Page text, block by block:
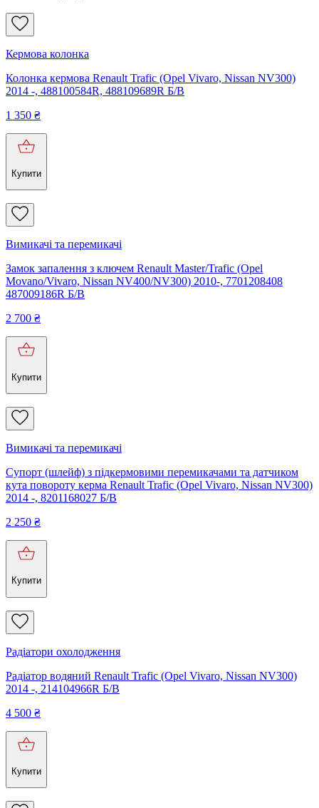
Кермова колонка
Колонка кермова Renault Trafic (Opel Vivaro, Nissan NV300)
2014 -, 488100584R, 488109689R Б/В
1 350 ₴
Купити
Вимикачі та перемикачі
Замок запалення з ключем Renault Master/Trafic (Opel
Movano/Vivaro, Nissan NV400/NV300) 2010-, 7701208408
487009186R Б/В
2 700 ₴
Купити
Вимикачі та перемикачі
Супорт (шлейф) з підкермовими перемикачами та датчиком
кута повороту керма Renault Trafic (Opel Vivaro, Nissan NV300)
2014 -, 8201168027 Б/В
2 250 ₴
Купити
Радіатори охолодження
Радіатор водяний Renault Trafic (Opel Vivaro, Nissan NV300)
2014 -, 214104966R Б/В
4 500 ₴
Купити